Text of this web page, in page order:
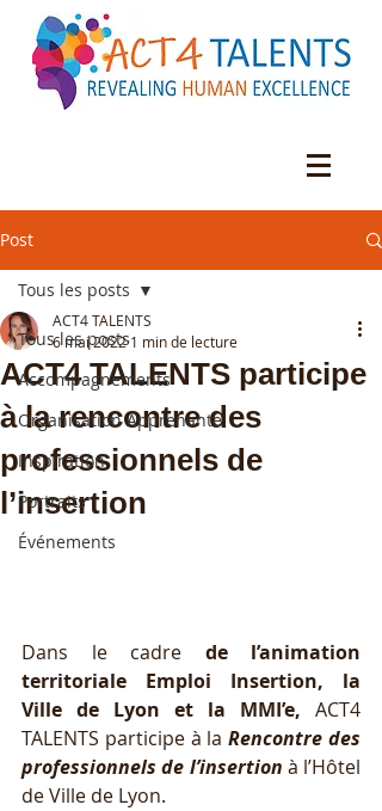
Post
Tous les posts
Accompagnements
Organisation Apprenante
Inspiration
Portraits
Événements
Tous les posts
ACT4 TALENTS participe
à la rencontre des
professionnels de
l’insertion
ACT4 TALENTS
6 mai 2022 1 min de lecture
Dans le cadre de l’animation
territoriale Emploi Insertion, la
Ville de Lyon et la MMI’e, ACT4
TALENTS participe à la Rencontre des
professionnels de l’insertion à l’Hôtel
de Ville de Lyon.